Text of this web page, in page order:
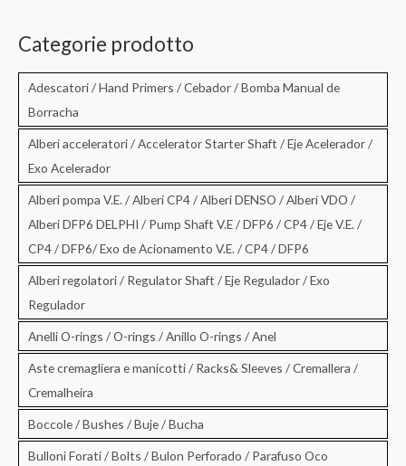
c
Categorie prodotto
Adescatori / Hand Primers / Cebador / Bomba Manual de
Borracha
Alberi acceleratori / Accelerator Starter Shaft / Eje Acelerador /
Exo Acelerador
Alberi pompa V.E. / Alberi CP4 / Alberi DENSO / Alberi VDO /
Alberi DFP6 DELPHI / Pump Shaft V.E / DFP6 / CP4 / Eje V.E. /
CP4 / DFP6/ Exo de Acionamento V.E. / CP4 / DFP6
Alberi regolatori / Regulator Shaft / Eje Regulador / Exo
Regulador
Anelli O-rings / O-rings / Anillo O-rings / Anel
Aste cremagliera e manicotti / Racks& Sleeves / Cremallera /
Cremalheira
Boccole / Bushes / Buje / Bucha
Bulloni Forati / Bolts / Bulon Perforado / Parafuso Oco